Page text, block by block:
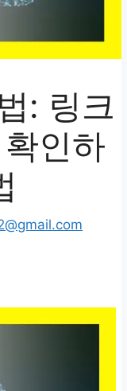
: 링크
인하